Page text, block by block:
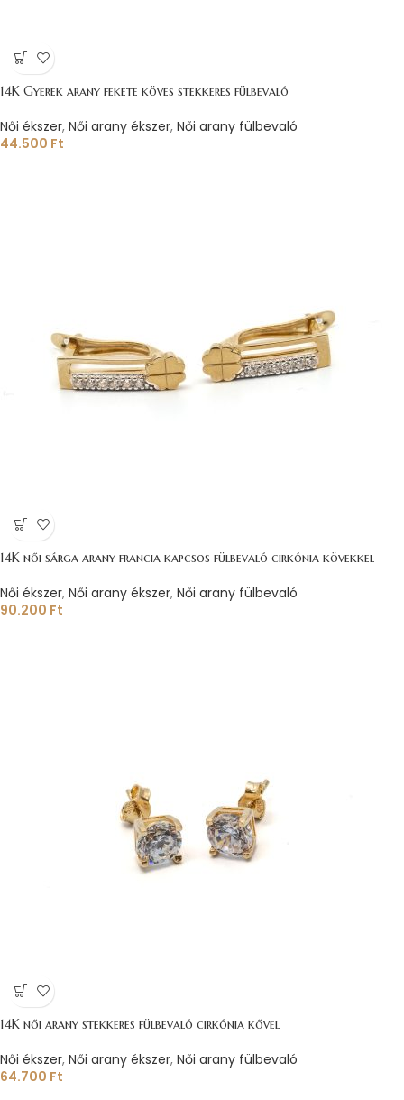
14K Gyerek arany fekete köves stekkeres fülbevaló
Női ékszer, Női arany ékszer, Női arany fülbevaló
44.500 Ft
14K női sárga arany francia kapcsos fülbevaló cirkónia kövekkel
Női ékszer, Női arany ékszer, Női arany fülbevaló
90.200 Ft
14K női arany stekkeres fülbevaló cirkónia kővel
Női ékszer, Női arany ékszer, Női arany fülbevaló
64.700 Ft